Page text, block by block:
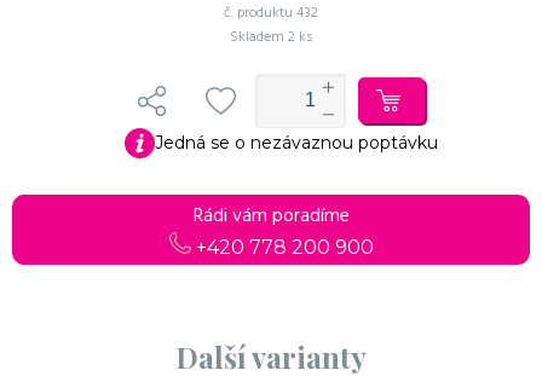
č. produktu 432
Skladem 2 ks
Jedná se o nezávaznou poptávku
Rádi vám poradíme
+420 778 200 900
Další varianty